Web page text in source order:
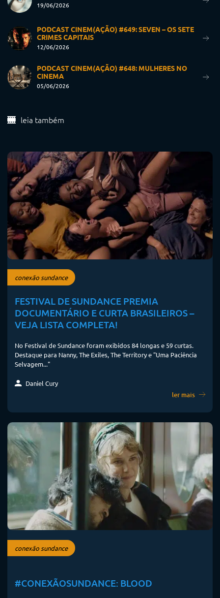
19/06/2026
PODCAST CINEM(AÇÃO) #649: SEVEN – OS SETE
CRIMES CAPITAIS
12/06/2026
PODCAST CINEM(AÇÃO) #648: MULHERES NO
CINEMA
05/06/2026
leia também
conexão sundance
FESTIVAL DE SUNDANCE PREMIA
DOCUMENTÁRIO E CURTA BRASILEIROS –
VEJA LISTA COMPLETA!
No Festival de Sundance foram exibidos 84 longas e 59 curtas.
Destaque para Nanny, The Exiles, The Territory e "Uma Paciência
Selvagem..."
Daniel Cury
ler mais
conexão sundance
#CONEXÃOSUNDANCE: BLOOD